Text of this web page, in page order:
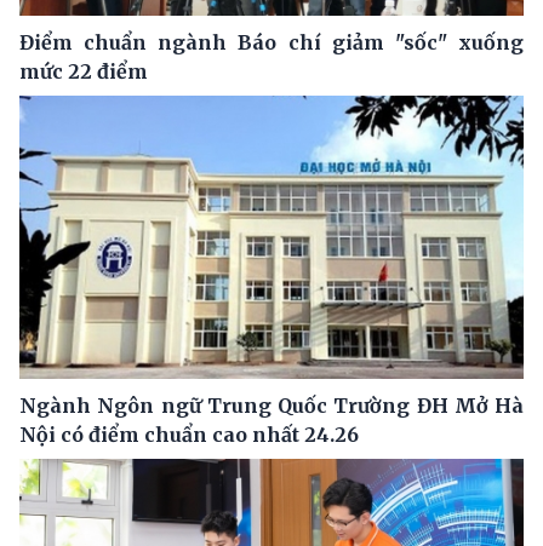
Điểm chuẩn ngành Báo chí giảm "sốc" xuống
mức 22 điểm
Ngành Ngôn ngữ Trung Quốc Trường ĐH Mở Hà
Nội có điểm chuẩn cao nhất 24.26